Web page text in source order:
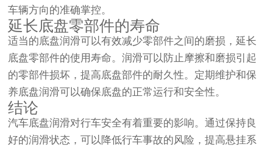
车辆方向的准确掌控。
延长底盘零部件的寿命
适当的底盘润滑可以有效减少零部件之间的磨损，延长
底盘零部件的使用寿命。润滑可以防止摩擦和磨损引起
的零部件损坏，提高底盘部件的耐久性。定期维护和保
养底盘润滑可以确保底盘的正常运行和安全性。
结论
汽车底盘润滑对行车安全有着重要的影响。通过保持良
好的润滑状态，可以降低行车事故的风险，提高悬挂系